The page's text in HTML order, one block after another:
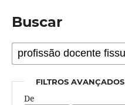
Buscar
FILTROS AVANÇADOS
De